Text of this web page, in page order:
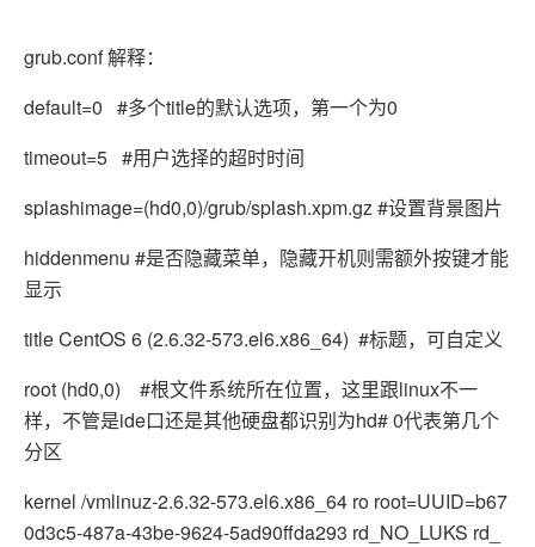
grub.conf 解释：
default=0 #多个title的默认选项，第一个为0
timeout=5 #用户选择的超时时间
splashimage=(hd0,0)/grub/splash.xpm.gz #设置背景图片
hiddenmenu #是否隐藏菜单，隐藏开机则需额外按键才能
显示
title CentOS 6 (2.6.32-573.el6.x86_64) #标题，可自定义
root (hd0,0) #根文件系统所在位置，这里跟linux不一
样，不管是ide口还是其他硬盘都识别为hd# 0代表第几个
分区
kernel /vmlinuz-2.6.32-573.el6.x86_64 ro root=UUID=b67
0d3c5-487a-43be-9624-5ad90ffda293 rd_NO_LUKS rd_